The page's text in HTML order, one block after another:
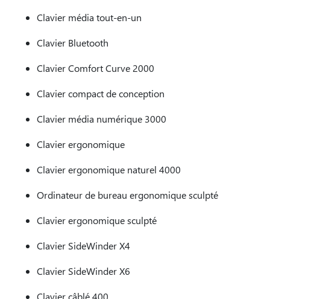
Clavier média tout-en-un
Clavier Bluetooth
Clavier Comfort Curve 2000
Clavier compact de conception
Clavier média numérique 3000
Clavier ergonomique
Clavier ergonomique naturel 4000
Ordinateur de bureau ergonomique sculpté
Clavier ergonomique sculpté
Clavier SideWinder X4
Clavier SideWinder X6
Clavier câblé 400